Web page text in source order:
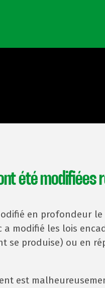
été
en profondeur le
a modifié les lois
se produise) ou en
est